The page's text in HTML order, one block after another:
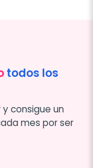
todos los
consigue un
mes por ser